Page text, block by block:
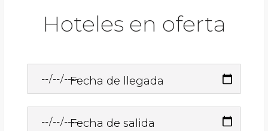
Hoteles en oferta
Fecha de llegada
Fecha de salida